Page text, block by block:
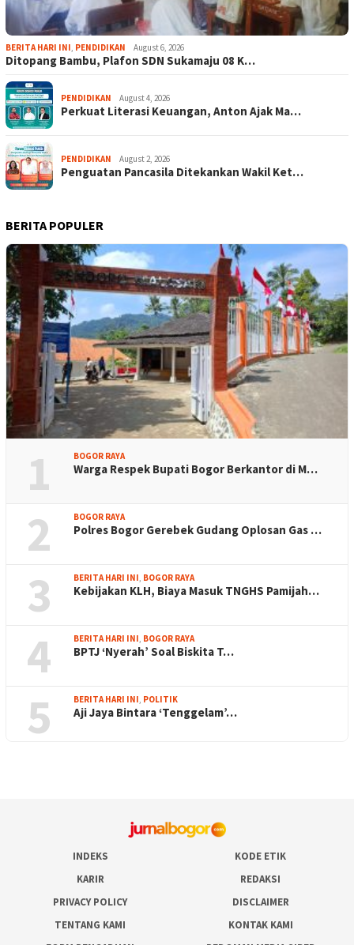
BERITA HARI INI, PENDIDIKAN August 6, 2026
Ditopang Bambu, Plafon SDN Sukamaju 08 K…
PENDIDIKAN August 4, 2026
Perkuat Literasi Keuangan, Anton Ajak Ma…
PENDIDIKAN August 2, 2026
Penguatan Pancasila Ditekankan Wakil Ket…
BERITA POPULER
1 BOGOR RAYA
Warga Respek Bupati Bogor Berkantor di M…
2 BOGOR RAYA
Polres Bogor Gerebek Gudang Oplosan Gas …
3 BERITA HARI INI, BOGOR RAYA
Kebijakan KLH, Biaya Masuk TNGHS Pamijah…
4 BERITA HARI INI, BOGOR RAYA
BPTJ ‘Nyerah’ Soal Biskita T…
5 BERITA HARI INI, POLITIK
Aji Jaya Bintara ‘Tenggelam’…
INDEKS
KODE ETIK
KARIR
REDAKSI
PRIVACY POLICY
DISCLAIMER
TENTANG KAMI
KONTAK KAMI